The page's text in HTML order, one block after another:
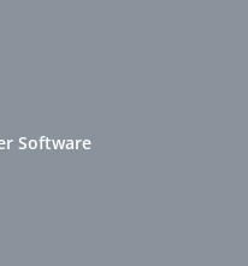
Software